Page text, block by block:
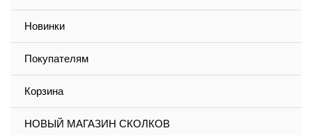
Новинки
Покупателям
Корзина
НОВЫЙ МАГАЗИН СКОЛКОВ